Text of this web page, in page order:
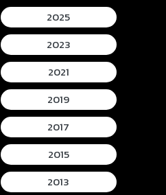
2025
2023
2021
2019
2017
2015
2013